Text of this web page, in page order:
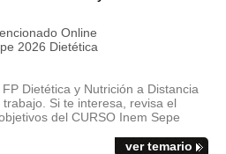
Online
2026 Dietética
Dietética y Nutrición a Distancia
Si te interesa, revisa el
del CURSO Inem Sepe
ver temario